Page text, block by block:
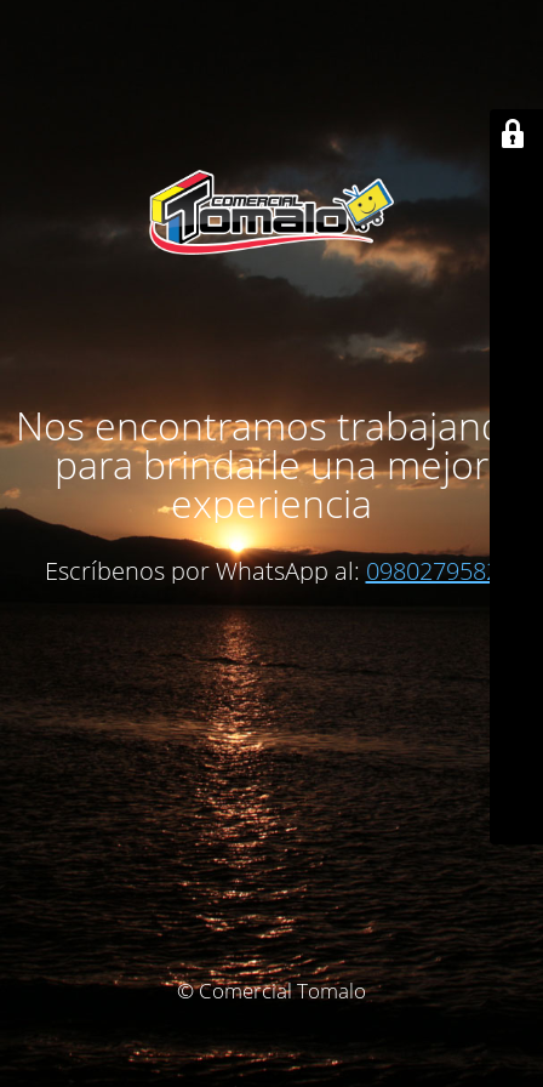
Nos encontramos trabajando
para brindarle una mejor
experiencia
Escríbenos por WhatsApp al: 0980279582
© Comercial Tomalo